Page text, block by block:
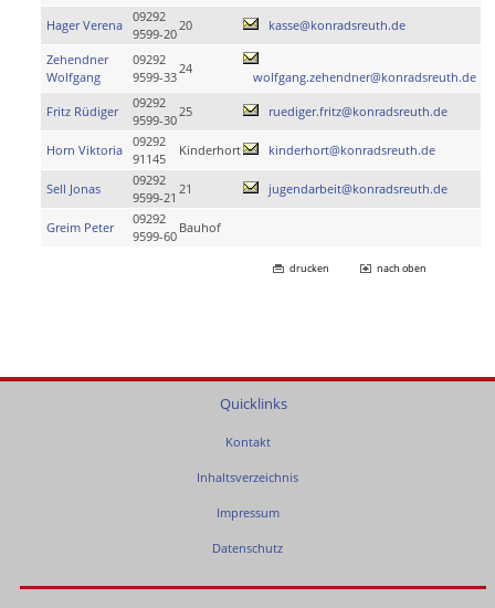
Hager Verena
09292
9599-20
20 kasse@konradsreuth.de
Zehendner
Wolfgang
09292
9599-33
24
wolfgang.zehendner@konradsreuth.de
Fritz Rüdiger
09292
9599-30
25 ruediger.fritz@konradsreuth.de
Horn Viktoria
09292
91145
Kinderhort kinderhort@konradsreuth.de
Sell Jonas
09292
9599-21
21 jugendarbeit@konradsreuth.de
Greim Peter
09292
9599-60
Bauhof
drucken nach oben
Quicklinks
Kontakt
Inhaltsverzeichnis
Impressum
Datenschutz